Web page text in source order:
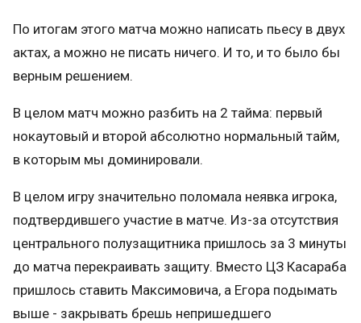
По итогам этого матча можно написать пьесу в двух
актах, а можно не писать ничего. И то, и то было бы
верным решением.
В целом матч можно разбить на 2 тайма: первый
нокаутовый и второй абсолютно нормальный тайм,
в которым мы доминировали.
В целом игру значительно поломала неявка игрока,
подтвердившего участие в матче. Из-за отсутствия
центрального полузащитника пришлось за 3 минуты
до матча перекраивать защиту. Вместо ЦЗ Касараба
пришлось ставить Максимовича, а Егора подымать
выше - закрывать брешь непришедшего